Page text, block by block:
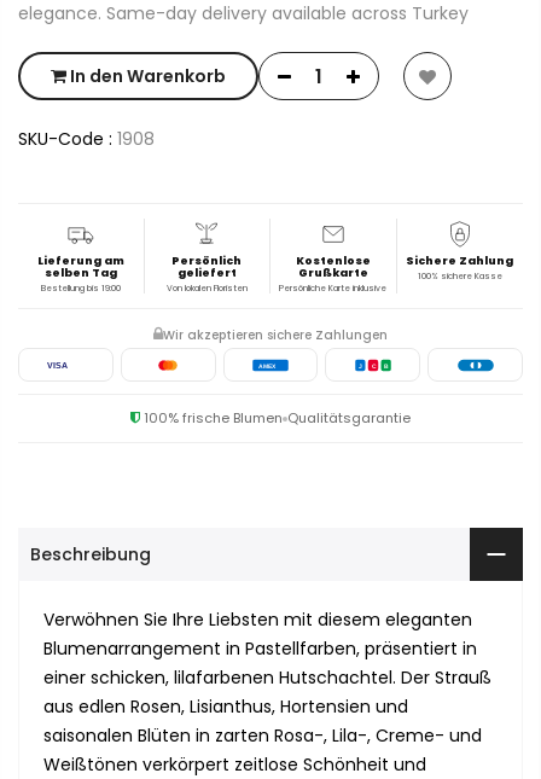
elegance. Same-day delivery available across Turkey
In den Warenkorb
SKU-Code : 1908
Lieferung am
selben Tag
Bestellung bis 19:00
Persönlich
geliefert
Von lokalen Floristen
Kostenlose
Grußkarte
Persönliche Karte inklusive
Sichere Zahlung
100% sichere Kasse
Wir akzeptieren sichere Zahlungen
VISA AMEX J C B
100% frische Blumen Qualitätsgarantie
Beschreibung
Verwöhnen Sie Ihre Liebsten mit diesem eleganten
Blumenarrangement in Pastellfarben, präsentiert in
einer schicken, lilafarbenen Hutschachtel. Der Strauß
aus edlen Rosen, Lisianthus, Hortensien und
saisonalen Blüten in zarten Rosa-, Lila-, Creme- und
Weißtönen verkörpert zeitlose Schönheit und